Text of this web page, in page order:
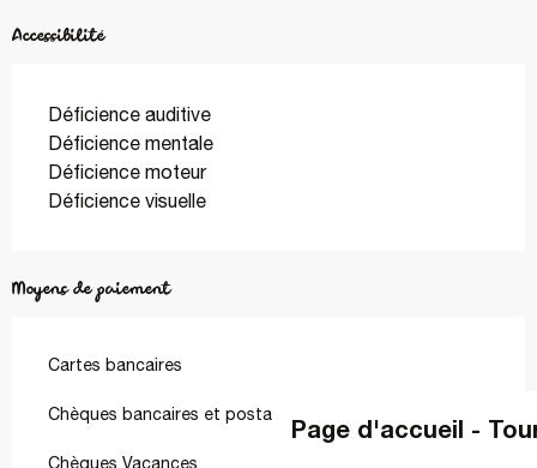
Page d'accueil -
Accessibilité
Déficience auditive
Déficience mentale
Déficience moteur
Déficience visuelle
Moyens de paiement
Cartes bancaires
Chèques bancaires et postaux
Chèques Vacances